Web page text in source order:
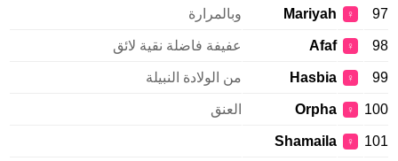
97
♀
Mariyah وبالمرارة
98
♀
Afaf عفيفة فاضلة نقية لائق
99
♀
Hasbia من الولادة النبيلة
100
♀
Orpha العنق
101
♀
Shamaila